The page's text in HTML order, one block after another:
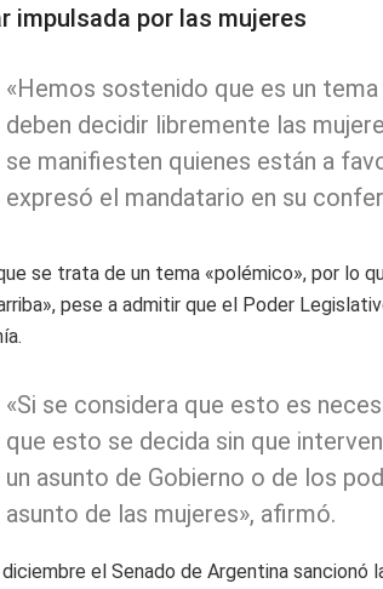
impulsada por las mujeres
«Hemos sostenido que es un
deben decidir libremente las
se manifiesten quienes están a
expresó el mandatario en su
se trata de un tema «polémico», por lo
pese a admitir que el Poder
«Si se considera que esto es
que esto se decida sin que
un asunto de Gobierno o de los
asunto de las mujeres», afirmó.
el Senado de Argentina sancionó